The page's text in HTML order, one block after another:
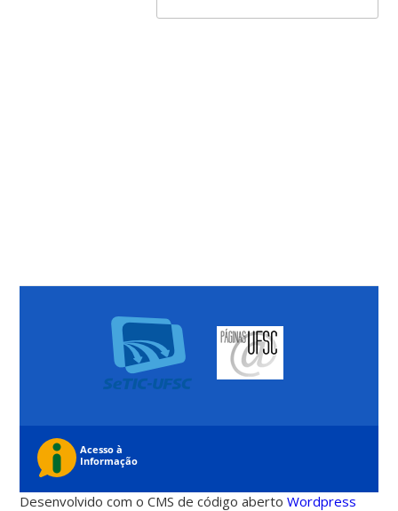
Desenvolvido com o CMS de código abertoWordpress